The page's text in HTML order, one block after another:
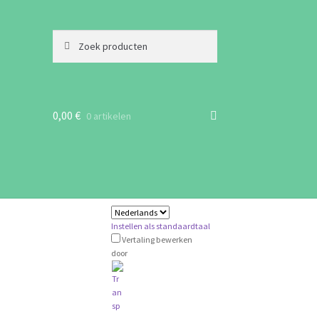
naar:
0,00 € 0 artikelen
Instellen als standaardtaal
Vertaling bewerken
door